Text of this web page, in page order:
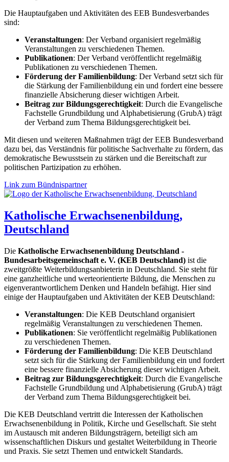
Die Hauptaufgaben und Aktivitäten des EEB Bundesverbandes
sind:
Veranstaltungen: Der Verband organisiert regelmäßig
Veranstaltungen zu verschiedenen Themen.
Publikationen: Der Verband veröffentlicht regelmäßig
Publikationen zu verschiedenen Themen.
Förderung der Familienbildung: Der Verband setzt sich für
die Stärkung der Familienbildung ein und fordert eine bessere
finanzielle Absicherung dieser wichtigen Arbeit.
Beitrag zur Bildungsgerechtigkeit: Durch die Evangelische
Fachstelle Grundbildung und Alphabetisierung (GrubA) trägt
der Verband zum Thema Bildungsgerechtigkeit bei.
Mit diesen und weiteren Maßnahmen trägt der EEB Bundesverband
dazu bei, das Verständnis für politische Sachverhalte zu fördern, das
demokratische Bewusstsein zu stärken und die Bereitschaft zur
politischen Partizipation zu erhöhen.
Link zum Bündnispartner
Katholische Erwachsenenbildung,
Deutschland
Die Katholische Erwachsenenbildung Deutschland -
Bundesarbeitsgemeinschaft e. V. (KEB Deutschland) ist die
zweitgrößte Weiterbildungsanbieterin in Deutschland. Sie steht für
eine ganzheitliche und werteorientierte Bildung, die Menschen zu
eigenverantwortlichem Denken und Handeln befähigt. Hier sind
einige der Hauptaufgaben und Aktivitäten der KEB Deutschland:
Veranstaltungen: Die KEB Deutschland organisiert
regelmäßig Veranstaltungen zu verschiedenen Themen.
Publikationen: Sie veröffentlicht regelmäßig Publikationen
zu verschiedenen Themen.
Förderung der Familienbildung: Die KEB Deutschland
setzt sich für die Stärkung der Familienbildung ein und fordert
eine bessere finanzielle Absicherung dieser wichtigen Arbeit.
Beitrag zur Bildungsgerechtigkeit: Durch die Evangelische
Fachstelle Grundbildung und Alphabetisierung (GrubA) trägt
der Verband zum Thema Bildungsgerechtigkeit bei.
Die KEB Deutschland vertritt die Interessen der Katholischen
Erwachsenenbildung in Politik, Kirche und Gesellschaft. Sie steht
im Austausch mit anderen Bildungsträgern, beteiligt sich am
wissenschaftlichen Diskurs und gestaltet Weiterbildung in Theorie
und Praxis. Sie setzt Themen und entwickelt Standards.